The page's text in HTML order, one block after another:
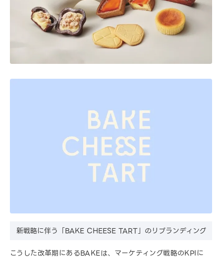
新戦略に伴う「BAKE CHEESE TART」のリブランディング
こうした改革期にあるBAKEは、マーケティング戦略のKPIに